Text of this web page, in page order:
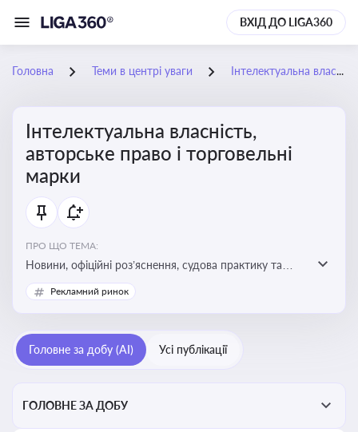
ВХІД ДО LIGA360
Головна Теми в центрі уваги Інтелектуальна власність, авторське право і торговельні марки
Інтелектуальна власність,
авторське право і торговельні
марки
ПРО ЩО ТЕМА:
Новини, офіційні роз’яснення, судова практику та
експертні матеріали, що стосуються авторського
права, реєстрації та захисту торговельних марок,
власності, а також змін у законодавстві у цій сфері
Рекламний ринок
Головне за добу (AI) Усі публікації
ГОЛОВНЕ ЗА ДОБУ